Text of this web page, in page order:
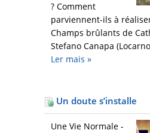
? Comment
parviennent-ils à
Champs brûlants de
Stefano Canapa
Ler mais »
Un doute s’installe
Une Vie Normale -